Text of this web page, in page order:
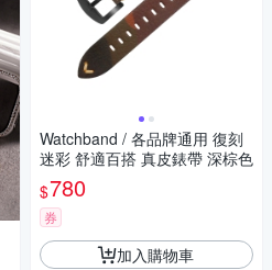
Watchband / 各品牌通用 復刻
迷彩 舒適百搭 真皮錶帶 深棕色
$780
券
加入購物車